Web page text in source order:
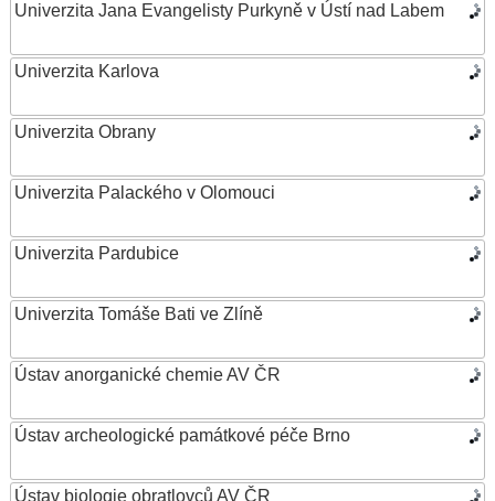
Univerzita Jana Evangelisty Purkyně v Ústí nad Labem
Univerzita Karlova
Univerzita Obrany
Univerzita Palackého v Olomouci
Univerzita Pardubice
Univerzita Tomáše Bati ve Zlíně
Ústav anorganické chemie AV ČR
Ústav archeologické památkové péče Brno
Ústav biologie obratlovců AV ČR